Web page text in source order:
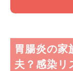
胃腸炎の家
夫？感染リ